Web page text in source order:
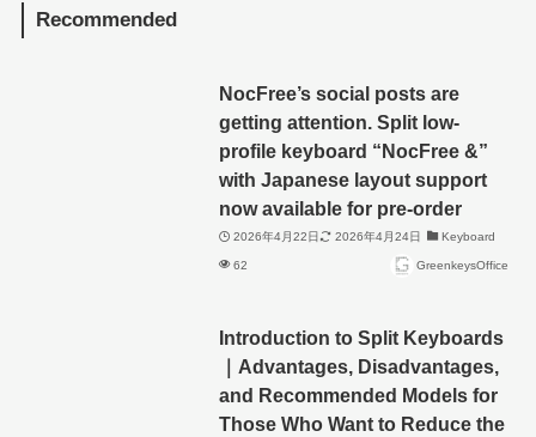
Recommended
NocFree’s social posts are
getting attention. Split low-
profile keyboard “NocFree &”
with Japanese layout support
now available for pre-order
2026年4月22日 2026年4月24日 Keyboard
62 GreenkeysOffice
Introduction to Split Keyboards
｜Advantages, Disadvantages,
and Recommended Models for
Those Who Want to Reduce the